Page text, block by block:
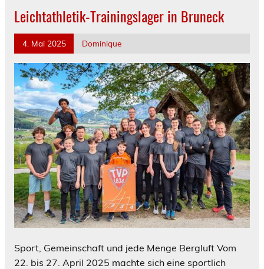
Leichtathletik-Trainingslager in Bruneck
4. Mai 2025 Dominique
Sport, Gemeinschaft und jede Menge Bergluft Vom
22. bis 27. April 2025 machte sich eine sportlich